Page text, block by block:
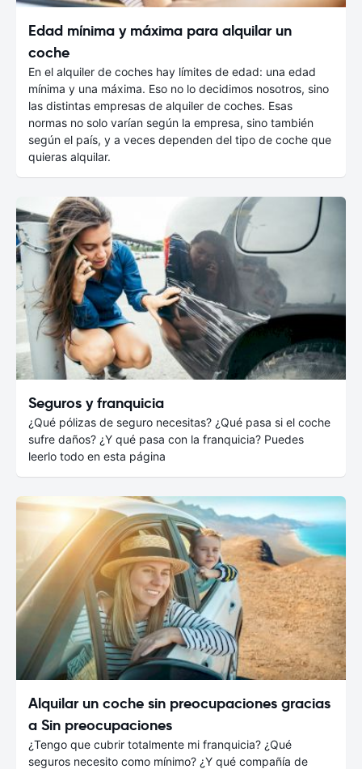
Edad mínima y máxima para alquilar un
coche
En el alquiler de coches hay límites de edad: una edad
mínima y una máxima. Eso no lo decidimos nosotros, sino
las distintas empresas de alquiler de coches. Esas
normas no solo varían según la empresa, sino también
según el país, y a veces dependen del tipo de coche que
quieras alquilar.
Seguros y franquicia
¿Qué pólizas de seguro necesitas? ¿Qué pasa si el coche
sufre daños? ¿Y qué pasa con la franquicia? Puedes
leerlo todo en esta página
Alquilar un coche sin preocupaciones gracias
a Sin preocupaciones
¿Tengo que cubrir totalmente mi franquicia? ¿Qué
seguros necesito como mínimo? ¿Y qué compañía de